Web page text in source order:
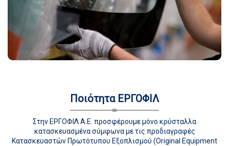
Ποιότητα ΕΡΓΟΦΙΛ
Στην ΕΡΓΟΦΙΛ Α.Ε. προσφέρουμε μόνο κρύσταλλα
κατασκευασμένα σύμφωνα με τις προδιαγραφές
Κατασκευαστών Πρωτότυπου Εξοπλισμού (Original Equipment